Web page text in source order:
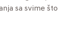
sa svime što